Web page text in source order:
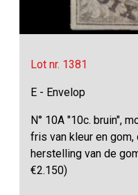
Lot nr. 1381
E - Envelop
N° 10A "10c. bruin",
fris van kleur en
herstelling van de
€2.150)